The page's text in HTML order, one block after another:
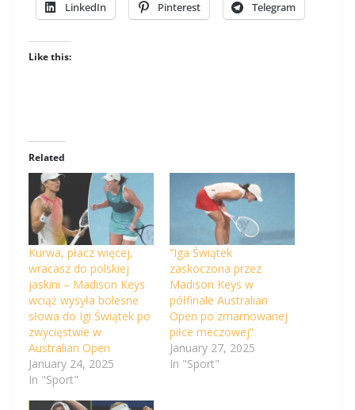
LinkedIn Pinterest Telegram
Like this:
Related
Kurwa, płacz więcej,
wracasz do polskiej
jaskini – Madison Keys
wciąż wysyła bolesne
słowa do Igi Świątek po
zwycięstwie w
Australian Open
January 24, 2025
In "Sport"
“Iga Świątek
zaskoczona przez
Madison Keys w
półfinale Australian
Open po zmarnowanej
piłce meczowej”
January 27, 2025
In "Sport"